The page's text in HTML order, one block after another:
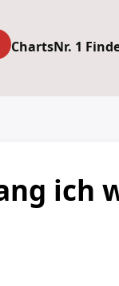
ChartsNr. 1
ich